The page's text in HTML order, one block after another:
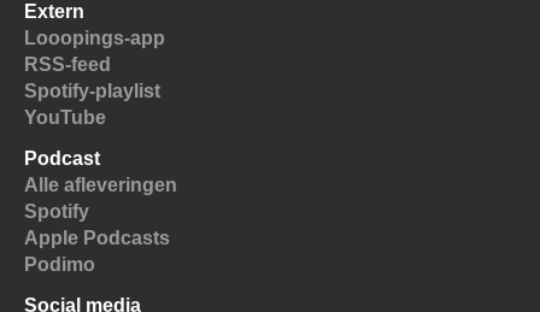
Extern
Looopings-app
RSS-feed
Spotify-playlist
YouTube
Podcast
Alle afleveringen
Spotify
Apple Podcasts
Podimo
Social media